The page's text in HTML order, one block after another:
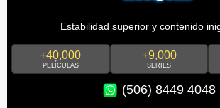
Estabilidad superior y contenido
+40,000
PELÍCULAS
+9,000
SERIES
(506) 8449 4048